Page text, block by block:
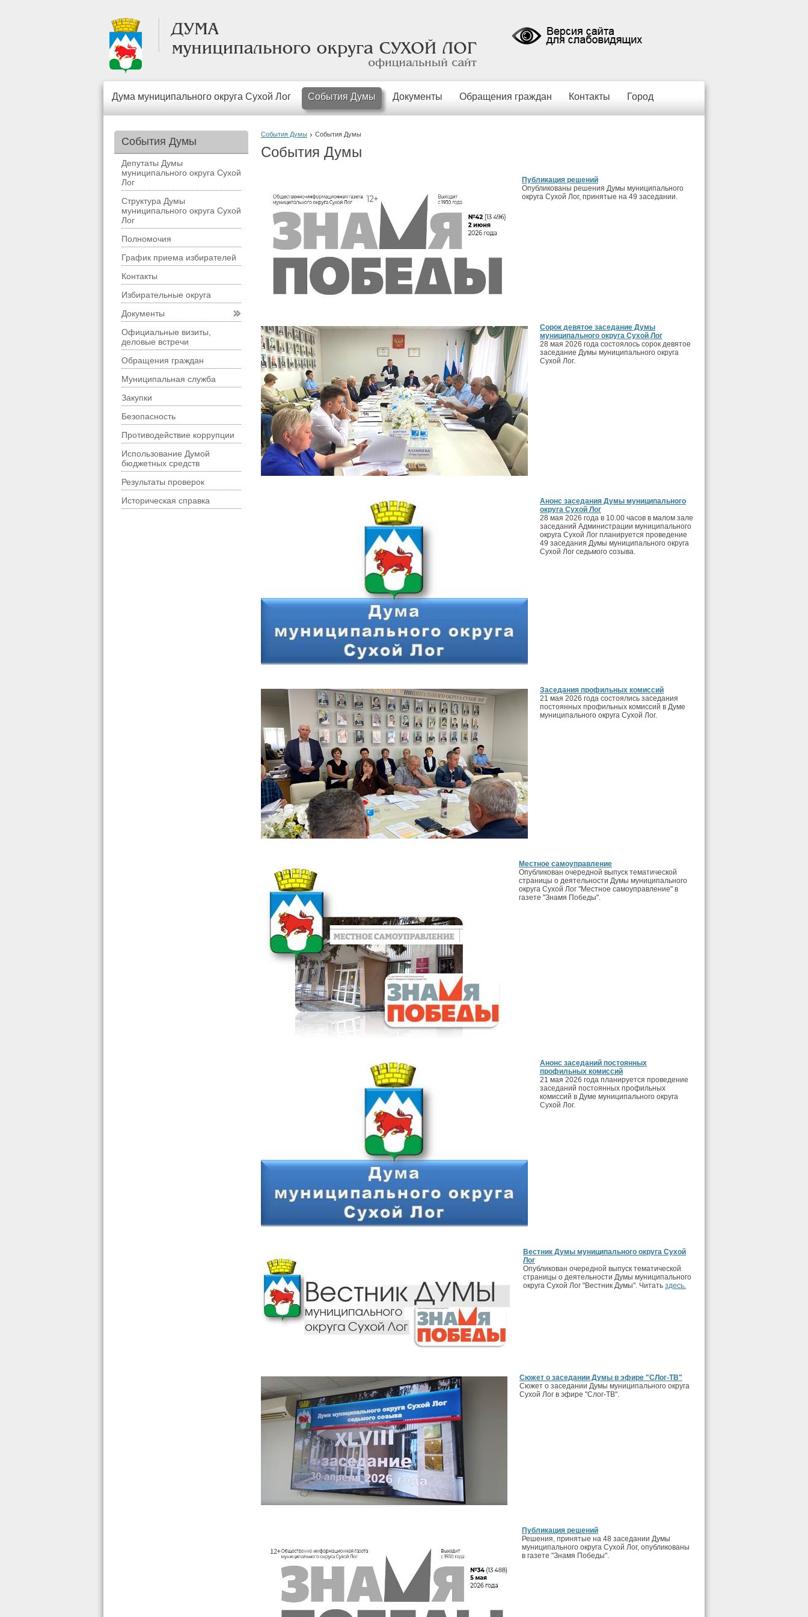
Дума муниципального округа Сухой Лог События Думы Документы Обращения граждан Контакты Город
События Думы События Думы
События Думы
Публикация решений
Опубликованы решения Думы муниципального
округа Сухой Лог, принятые на 49 заседании.
Сорок девятое заседание Думы
муниципального округа Сухой Лог
28 мая 2026 года состоялось сорок девятое
заседание Думы муниципального округа
Сухой Лог.
Анонс заседания Думы муниципального
округа Сухой Лог
28 мая 2026 года в 10.00 часов в малом зале
заседаний Администрации муниципального
округа Сухой Лог планируется проведение
49 заседания Думы муниципального округа
Сухой Лог седьмого созыва.
Заседания профильных комиссий
21 мая 2026 года состоялись заседания
постоянных профильных комиссий в Думе
муниципального округа Сухой Лог.
Местное самоуправление
Опубликован очередной выпуск тематической
страницы о деятельности Думы муниципального
округа Сухой Лог "Местное самоуправление" в
газете "Знамя Победы".
Анонс заседаний постоянных
профильных комиссий
21 мая 2026 года планируется проведение
заседаний постоянных профильных
комиссий в Думе муниципального округа
Сухой Лог.
Вестник Думы муниципального округа Сухой
Лог
Опубликован очередной выпуск тематической
страницы о деятельности Думы муниципального
округа Сухой Лог "Вестник Думы". Читать здесь.
Сюжет о заседании Думы в эфире "СЛог-ТВ"
Сюжет о заседании Думы муниципального округа
Сухой Лог в эфире "Слог-ТВ".
Публикация решений
Решения, принятые на 48 заседании Думы
муниципального округа Сухой Лог, опубликованы
в газете "Знамя Победы".
События Думы
Депутаты Думы
муниципального округа Сухой
Лог
Структура Думы
муниципального округа Сухой
Лог
Полномочия
График приема избирателей
Контакты
Избирательные округа
Документы
Официальные визиты,
деловые встречи
Обращения граждан
Муниципальная служба
Закупки
Безопасность
Противодействие коррупции
Использование Думой
бюджетных средств
Результаты проверок
Историческая справка